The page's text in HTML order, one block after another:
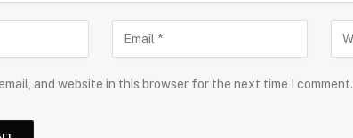
and website in this browser for the next time I comment.